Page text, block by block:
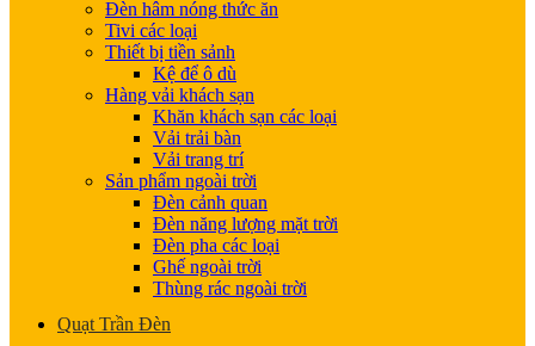
Đèn hâm nóng thức ăn
Tivi các loại
Thiết bị tiền sảnh
Kệ để ô dù
Hàng vải khách sạn
Khăn khách sạn các loại
Vải trải bàn
Vải trang trí
Sản phẩm ngoài trời
Đèn cảnh quan
Đèn năng lượng mặt trời
Đèn pha các loại
Ghế ngoài trời
Thùng rác ngoài trời
Quạt Trần Đèn